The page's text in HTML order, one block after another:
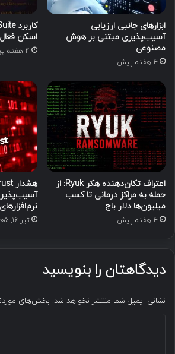
ابزارهای جانبی ارزیابی
آسیب‌پذیری مبتنی بر هوش
مصنوعی
4 هفته پیش
اسکن
4 هفته پیش
اعتراف تکان‌دهنده هکر Ryuk: از
حمله به مراکز درمانی تا کسب
میلیون‌ها دلار باج
4 هفته پیش تیر ۱۶, ۱۴۰۵
دیدگاهتان را بنویسید
نشانی ایمیل شما منتشر نخواهد شد. بخش‌های